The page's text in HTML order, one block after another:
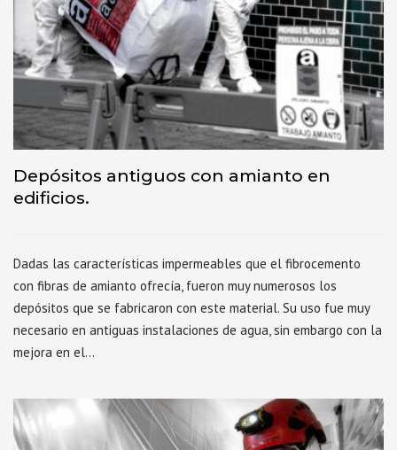
Depósitos antiguos con amianto en
edificios.
Dadas las características impermeables que el fibrocemento
con fibras de amianto ofrecía, fueron muy numerosos los
depósitos que se fabricaron con este material. Su uso fue muy
necesario en antiguas instalaciones de agua, sin embargo con la
mejora en el…